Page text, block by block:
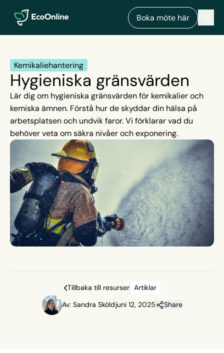
EcoOnline
Boka möte här
Kemikaliehantering
Hygieniska gränsvärden
Lär dig om hygieniska gränsvärden för kemikalier och
kemiska ämnen. Förstå hur de skyddar din hälsa på
arbetsplatsen och undvik faror. Vi förklarar vad du
behöver veta om säkra nivåer och exponering.
Tillbaka till resurser Artiklar
Av: Sandra Sköldjuni 12, 2025 Share